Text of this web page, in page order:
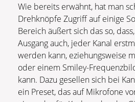
Wie bereits erwähnt, hat man
Drehknöpfe Zugriff auf einige
Bereich äußert sich das so,
Ausgang auch, jeder Kanal
werden kann, eziehungsweise
oder einem Smiley-
kann. Dazu gesellen sich bei
ein Preset, das auf Mikrofone